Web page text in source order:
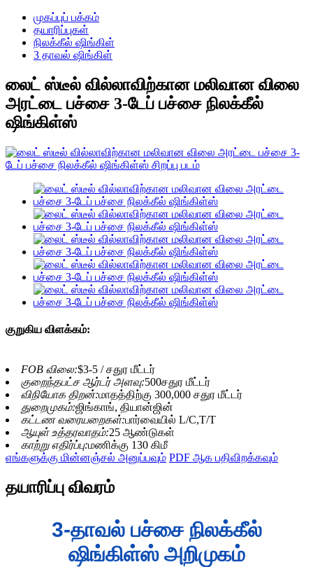
முகப்புப் பக்கம்
தயாரிப்புகள்
நிலக்கீல் ஷிங்கிள்
3 தாவல் ஷிங்கிள்
லைட் ஸ்டீல் வில்லாவிற்கான மலிவான விலை
அரட்டை பச்சை 3-டேப் பச்சை நிலக்கீல்
ஷிங்கிள்ஸ்
குறுகிய விளக்கம்:
FOB விலை:$3-5 / சதுர மீட்டர்
குறைந்தபட்ச ஆர்டர் அளவு:500சதுர மீட்டர்
விநியோக திறன்:மாதத்திற்கு 300,000 சதுர மீட்டர்
துறைமுகம்:ஜிங்காங், தியான்ஜின்
கட்டண வரையறைகள்:பார்வையில் L/C,T/T
ஆயுள் உத்தரவாதம்:25 ஆண்டுகள்
காற்று எதிர்ப்பு:மணிக்கு 130 கிமீ
எங்களுக்கு மின்னஞ்சல் அனுப்பவும் PDF ஆக பதிவிறக்கவும்
தயாரிப்பு விவரம்
3-தாவல் பச்சை நிலக்கீல்
ஷிங்கிள்ஸ் அறிமுகம்